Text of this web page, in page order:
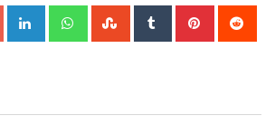
Google+ LinkedIn WhatsappStumbleUpon
Tumblr Pinterest